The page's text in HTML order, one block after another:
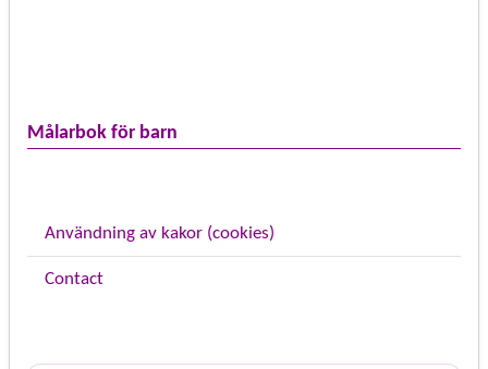
Målarbok för barn
Användning av kakor (cookies)
Contact